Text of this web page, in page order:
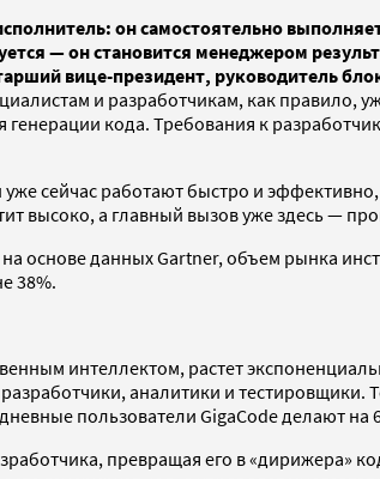
он самостоятельно
— он становится менеджером
вице-президент, руководитель
и разработчикам, как правило,
кода. Требования к
сейчас работают быстро и
высоко, а главный вызов уже здесь —
основе данных Gartner, объем рынка
38%.
интеллектом, растет
аналитики и
пользователи GigaCode делают на
превращая его в «дирижера»